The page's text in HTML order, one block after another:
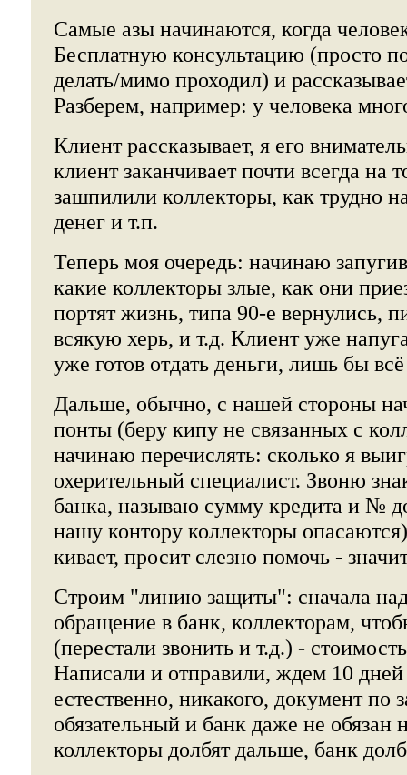
Самые азы начинаются, когда
Бесплатную консультацию (просто
делать/мимо проходил) и
Разберем, например: у человека
Клиент рассказывает, я его
клиент заканчивает почти всегда на
зашпилили коллекторы, как трудно
денег и т.п.
Теперь моя очередь: начинаю
какие коллекторы злые, как они
портят жизнь, типа 90-е вернулись,
всякую херь, и т.д. Клиент уже
уже готов отдать деньги, лишь бы
Дальше, обычно, с нашей стороны
понты (беру кипу не связанных с
начинаю перечислять: сколько я
охерительный специалист. Звоню
банка, называю сумму кредита и №
нашу контору коллекторы
кивает, просит слезно помочь -
Строим "линию защиты": сначала
обращение в банк, коллекторам,
(перестали звонить и т.д.) -
Написали и отправили, ждем 10 дней
естественно, никакого, документ по
обязательный и банк даже не обязан
коллекторы долбят дальше, банк